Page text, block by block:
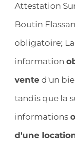
Attestation
Boutin
obligatoire;
information
vente d'un
tandis que la
informations
d'une